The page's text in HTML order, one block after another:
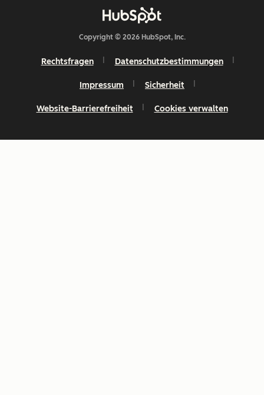
Copyright © 2026 HubSpot, Inc.
Rechtsfragen Datenschutzbestimmungen
Impressum Sicherheit
Website-Barrierefreiheit Cookies verwalten